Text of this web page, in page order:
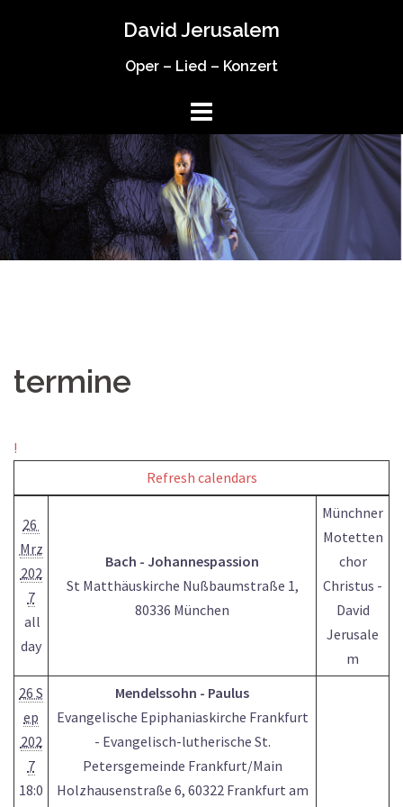
David Jerusalem
Oper – Lied – Konzert
termine
!
Refresh calendars
26
Mrz
202
7
all
day
Bach - Johannespassion
St Matthäuskirche Nußbaumstraße 1,
80336 München
Münchner
Motetten
chor
Christus -
David
Jerusale
m
26 S
ep
202
7
18:0
Mendelssohn - Paulus
Evangelische Epiphaniaskirche Frankfurt
- Evangelisch-lutherische St.
Petersgemeinde Frankfurt/Main
Holzhausenstraße 6, 60322 Frankfurt am